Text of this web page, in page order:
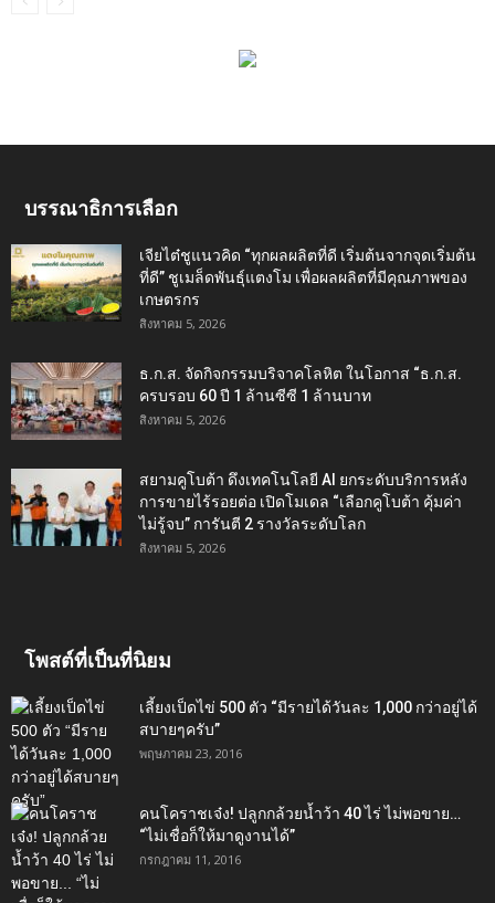
บรรณาธิการเลือก
เจียไต๋ชูแนวคิด “ทุกผลผลิตที่ดี เริ่มต้นจากจุดเริ่มต้น
ที่ดี” ชูเมล็ดพันธุ์แตงโม เพื่อผลผลิตที่มีคุณภาพของ
เกษตรกร
สิงหาคม 5, 2026
ธ.ก.ส. จัดกิจกรรมบริจาคโลหิต ในโอกาส “ธ.ก.ส.
ครบรอบ 60 ปี 1 ล้านซีซี 1 ล้านบาท
สิงหาคม 5, 2026
สยามคูโบต้า ดึงเทคโนโลยี AI ยกระดับบริการหลัง
การขายไร้รอยต่อ เปิดโมเดล “เลือกคูโบต้า คุ้มค่า
ไม่รู้จบ” การันตี 2 รางวัลระดับโลก
สิงหาคม 5, 2026
โพสต์ที่เป็นที่นิยม
เลี้ยงเป็ดไข่ 500 ตัว “มีรายได้วันละ 1,000 กว่าอยู่ได้
สบายๆครับ”
พฤษภาคม 23, 2016
คนโคราชเจ๋ง! ปลูกกล้วยน้ำว้า 40 ไร่ ไม่พอขาย…
“ไม่เชื่อก็ให้มาดูงานได้”‬
กรกฎาคม 11, 2016